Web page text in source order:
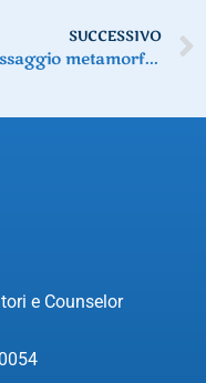
SUCCESSIVO
Il massaggio metamorfico
e Counselor